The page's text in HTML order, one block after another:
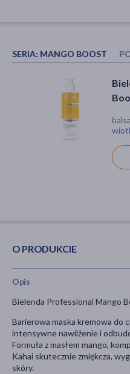
SERIA: MANGO BOOST
O PRODUKCIE
Opis
Bielenda Professional Mango
Barierowa maska kremowa do
intensywne nawilżenie i
Formuła z masłem mango,
Kahai skutecznie zmiękcza,
skóry.